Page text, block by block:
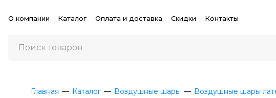
О компании Каталог Оплата и доставка Скидки Контакты
Главная Каталог Воздушные шары Воздушные шары